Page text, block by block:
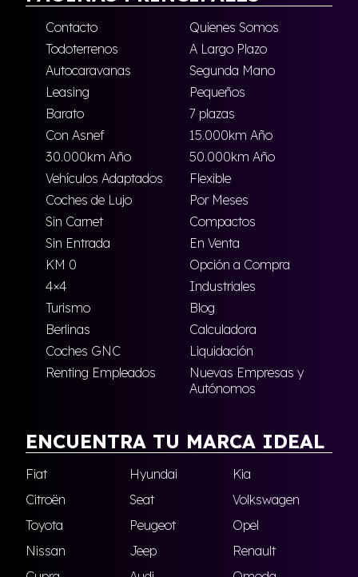
Contacto
Quienes Somos
Todoterrenos
A Largo Plazo
Autocaravanas
Segunda Mano
Leasing
Pequeños
Barato
7 plazas
Con Asnef
15.000km Año
30.000km Año
50.000km Año
Vehículos Adaptados
Flexible
Coches de Lujo
Por Meses
Sin Carnet
Compactos
Sin Entrada
En Venta
KM 0
Opción a Compra
4×4
Industriales
Turismo
Blog
Berlinas
Calculadora
Coches GNC
Liquidación
Renting Empleados
Nuevas Empresas y
Autónomos
ENCUENTRA TU MARCA IDEAL
Fiat Hyundai
Kia
Citroën
Seat
Volkswagen
Toyota
Peugeot
Opel
Nissan
Jeep
Renault